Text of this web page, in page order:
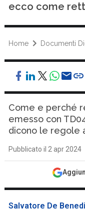
ecco come
Home Documenti
Come e perché
emesso con
dicono le regole
Pubblicato il 2 apr 2024
Salvatore De